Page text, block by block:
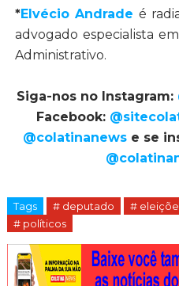
*Elvécio Andrade é
advogado especialista
Administrativo.
Siga-nos no Instagram:
Facebook:
@colatinanews e se
Tags # deputado #
# políticos